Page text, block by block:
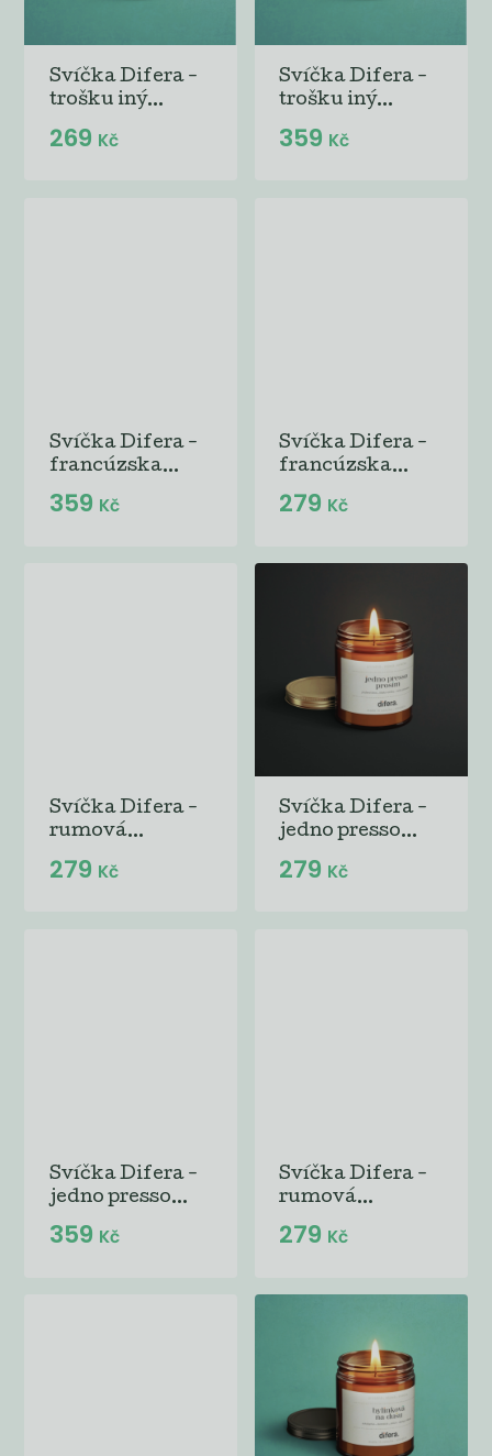
Svíčka Difera -
trošku iný...
269 Kč
Svíčka Difera -
trošku iný...
359 Kč
Svíčka Difera -
francúzska...
359 Kč
Svíčka Difera -
francúzska...
279 Kč
Svíčka Difera -
rumová...
279 Kč
Svíčka Difera -
jedno presso...
279 Kč
Svíčka Difera -
jedno presso...
359 Kč
Svíčka Difera -
rumová...
279 Kč